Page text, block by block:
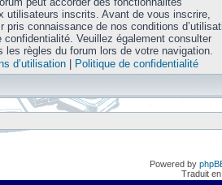
utilisateurs inscrits. Avant de vous inscrire,
pris connaissance de nos conditions
confidentialité. Veuillez également consulter
les règles du forum lors de votre navigation.
d’utilisation| Politique de confidentialité
Powered by
Traduit